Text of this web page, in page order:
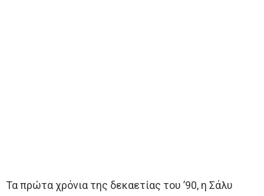
Τα πρώτα χρόνια της δεκαετίας του ’90, η Σάλυ